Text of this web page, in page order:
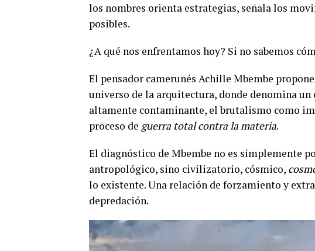
los nombres orienta estrategias, señala los
posibles.
¿A qué nos enfrentamos hoy? Si no sabemos
El pensador camerunés Achille Mbembe
universo de la arquitectura, donde denomina
altamente contaminante, el brutalismo como
proceso de guerra total contra la materia.
El diagnóstico de Mbembe no es simplemente
antropológico, sino civilizatorio, cósmico,
lo existente. Una relación de forzamiento y
depredación.